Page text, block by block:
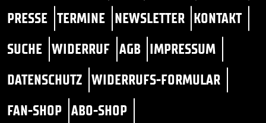
PRESSE TERMINE NEWSLETTER KONTAKT
SUCHE WIDERRUF AGB IMPRESSUM
DATENSCHUTZ WIDERRUFS-FORMULAR
FAN-SHOP ABO-SHOP